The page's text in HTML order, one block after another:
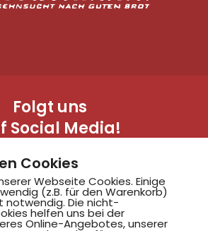
Folgt uns
Social Media!
Cookies
Webseite Cookies. Einige
(z.B. für den Warenkorb)
notwendig. Die nicht-
helfen uns bei der
Online-Angebotes, unserer